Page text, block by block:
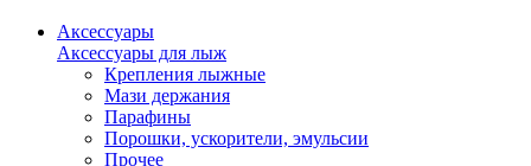
Аксессуары
Аксессуары для лыж
Крепления лыжные
Мази держания
Парафины
Порошки, ускорители, эмульсии
Прочее